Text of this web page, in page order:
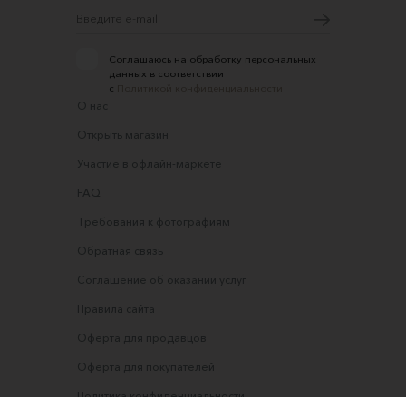
Соглашаюсь на обработку персональных
данных в соответствии
с
О нас
Открыть магазин
Участие в офлайн-маркете
FAQ
Требования к фотографиям
Обратная связь
Соглашение об оказании услуг
Правила сайта
Оферта для продавцов
Оферта для покупателей